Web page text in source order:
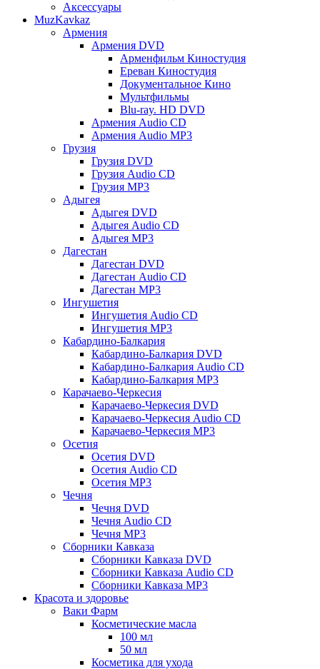
Аксессуары
MuzKavkaz
Армения
Армения DVD
Арменфильм Киностудия
Ереван Киностудия
Документальное Кино
Мультфильмы
Blu-ray. HD DVD
Армения Audio CD
Армения Audio MP3
Грузия
Грузия DVD
Грузия Audio CD
Грузия MP3
Адыгея
Адыгея DVD
Адыгея Audio CD
Адыгея MP3
Дагестан
Дагестан DVD
Дагестан Audio CD
Дагестан MP3
Ингушетия
Ингушетия Audio CD
Ингушетия MP3
Кабардино-Балкария
Кабардино-Балкария DVD
Кабардино-Балкария Audio CD
Кабардино-Балкария MP3
Карачаево-Черкесия
Карачаево-Черкесия DVD
Карачаево-Черкесия Audio CD
Карачаево-Черкесия MP3
Осетия
Осетия DVD
Осетия Audio CD
Осетия MP3
Чечня
Чечня DVD
Чечня Audio CD
Чечня MP3
Сборники Кавказа
Сборники Кавказа DVD
Сборники Кавказа Audio CD
Сборники Кавказа MP3
Красота и здоровье
Ваки Фарм
Косметические масла
100 мл
50 мл
Косметика для ухода